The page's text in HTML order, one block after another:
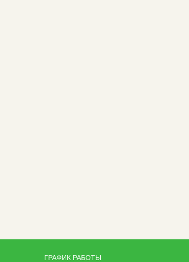
ГРАФИК РАБОТЫ